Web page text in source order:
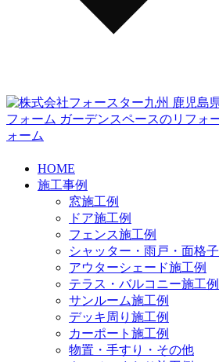
HOME
施工事例
窓施工例
ドア施工例
フェンス施工例
シャッター・雨戸・面格子
アウターシェード施工例
テラス・バルコニー施工例
サンルーム施工例
デッキ周り施工例
カーポート施工例
物置・手すり・その他